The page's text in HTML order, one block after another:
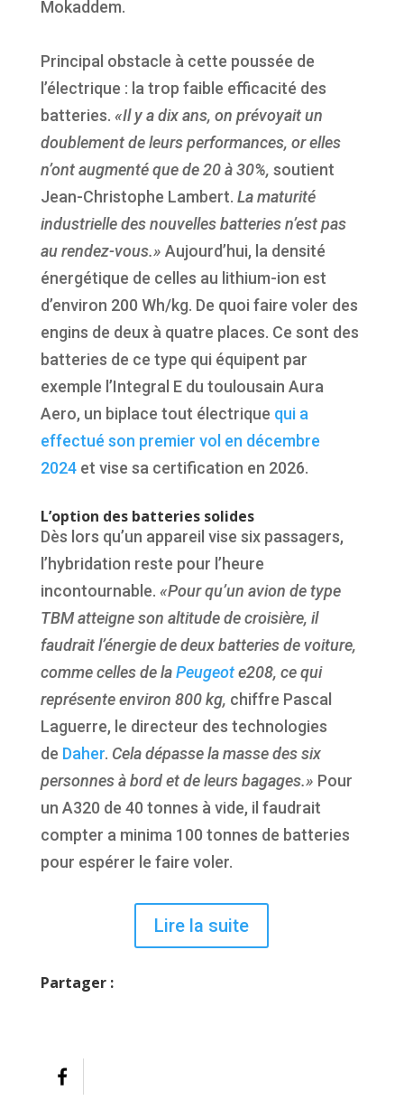
Mokaddem.
Principal obstacle à cette poussée de
l’électrique : la trop faible efficacité des
batteries. «Il y a dix ans, on prévoyait un
doublement de leurs performances, or elles
n’ont augmenté que de 20 à 30%, soutient
Jean-Christophe Lambert. La maturité
industrielle des nouvelles batteries n’est pas
au rendez-vous.» Aujourd’hui, la densité
énergétique de celles au lithium-ion est
d’environ 200 Wh/kg. De quoi faire voler des
engins de deux à quatre places. Ce sont des
batteries de ce type qui équipent par
exemple l’Integral E du toulousain Aura
Aero, un biplace tout électrique qui a
effectué son premier vol en décembre
2024et vise sa certification en 2026.
L’option des batteries solides
Dès lors qu’un appareil vise six passagers,
l’hybridation reste pour l’heure
incontournable. «Pour qu’un avion de type
TBM atteigne son altitude de croisière, il
faudrait l’énergie de deux batteries de voiture,
comme celles de la Peugeot e208, ce qui
représente environ 800 kg, chiffre Pascal
Laguerre, le directeur des technologies
de Daher. Cela dépasse la masse des six
personnes à bord et de leurs bagages.» Pour
un A320 de 40 tonnes à vide, il faudrait
compter a minima 100 tonnes de batteries
pour espérer le faire voler.
Lire la suite
Partager :